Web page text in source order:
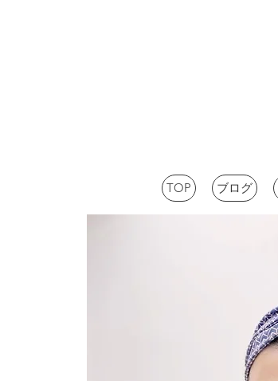
TOP ブログ